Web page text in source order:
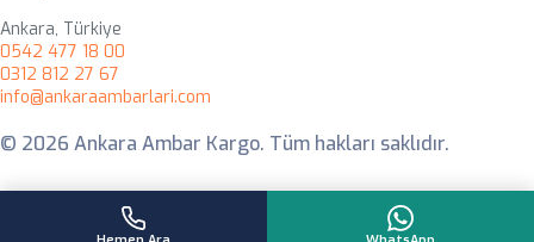
Ankara, Türkiye
0542 477 18 00
0312 812 27 67
info@ankaraambarlari.com
© 2026 Ankara Ambar Kargo. Tüm hakları saklıdır.